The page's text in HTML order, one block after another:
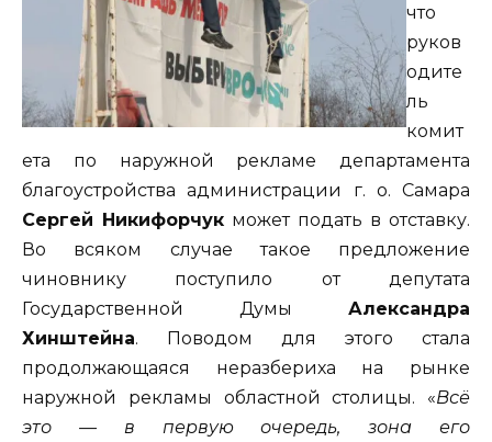
что
руков
одите
ль
комит
ета по наружной рекламе департамента
благоустройства администрации г. о. Самара
Сергей Никифорчук может подать в отставку.
Во всяком случае такое предложение
чиновнику поступило от депутата
Государственной Думы Александра
Хинштейна. Поводом для этого стала
продолжающаяся неразбериха на рынке
наружной рекламы областной столицы. «Всё
это — в первую очередь, зона его